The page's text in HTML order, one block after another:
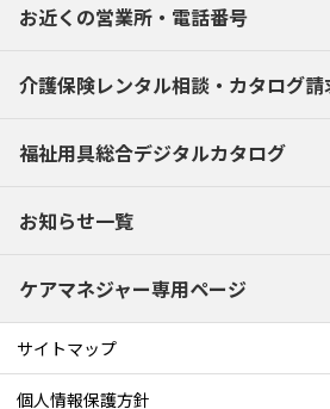
お近くの営業所・電話番号
介護保険レンタル相談・ カタログ
福祉用具総合デジタルカタログ
お知らせ一覧
ケアマネジャー専用ページ
サイトマップ
個人情報保護方針